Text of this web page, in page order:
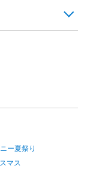
ー夏祭り
マス